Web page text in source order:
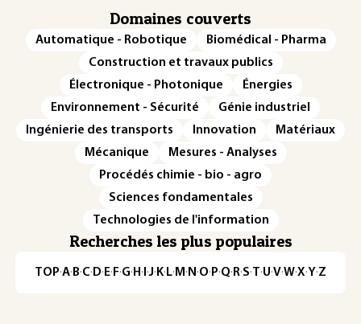
Domaines couverts
Automatique - Robotique
Biomédical - Pharma
Construction et travaux publics
Électronique - Photonique
Énergies
Environnement - Sécurité
Génie industriel
Ingénierie des transports
Innovation
Matériaux
Mécanique
Mesures - Analyses
Procédés chimie - bio - agro
Sciences fondamentales
Technologies de l'information
Recherches les plus populaires
TOP·A·B·C· D· E· F·G· H · ·J· K· L· M · N ·O· P·Q· R·S·T·U·V·W·X·Y·Z